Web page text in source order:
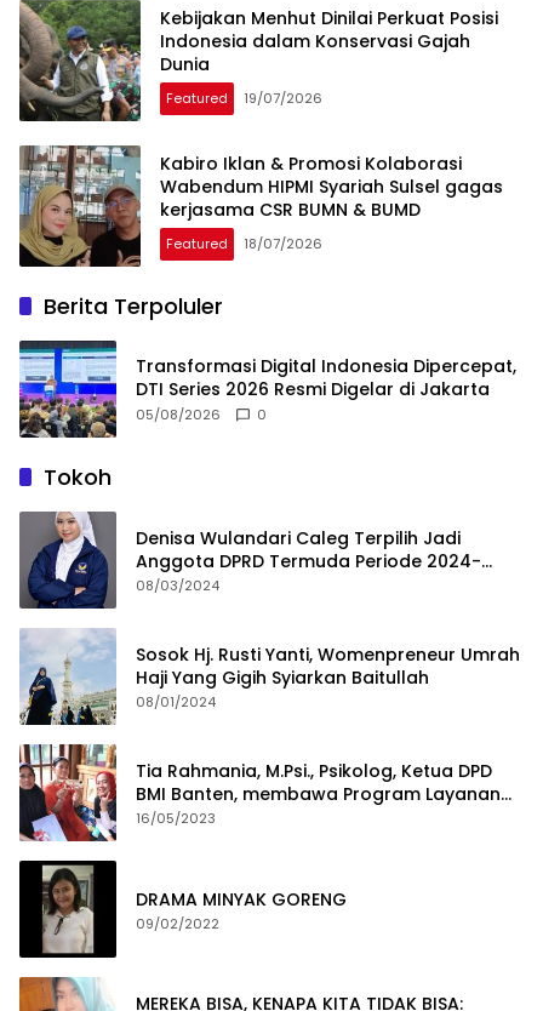
Kebijakan Menhut Dinilai Perkuat Posisi
Indonesia dalam Konservasi Gajah
Dunia
Featured 19/07/2026
Kabiro Iklan & Promosi Kolaborasi
Wabendum HIPMI Syariah Sulsel gagas
kerjasama CSR BUMN & BUMD
Featured 18/07/2026
Berita Terpoluler
Transformasi Digital Indonesia Dipercepat,
DTI Series 2026 Resmi Digelar di Jakarta
05/08/2026 0
Tokoh
Denisa Wulandari Caleg Terpilih Jadi
Anggota DPRD Termuda Periode 2024-
2029
08/03/2024
Sosok Hj. Rusti Yanti, Womenpreneur Umrah
Haji Yang Gigih Syiarkan Baitullah
08/01/2024
Tia Rahmania, M.Psi., Psikolog, Ketua DPD
BMI Banten, membawa Program Layanan
Pembuatan Dokumen Kependudukan
16/05/2023
DRAMA MINYAK GORENG
09/02/2022
MEREKA BISA, KENAPA KITA TIDAK BISA: